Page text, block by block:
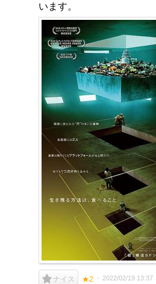
います。
ナイス ★2 2022/02/19 13:37